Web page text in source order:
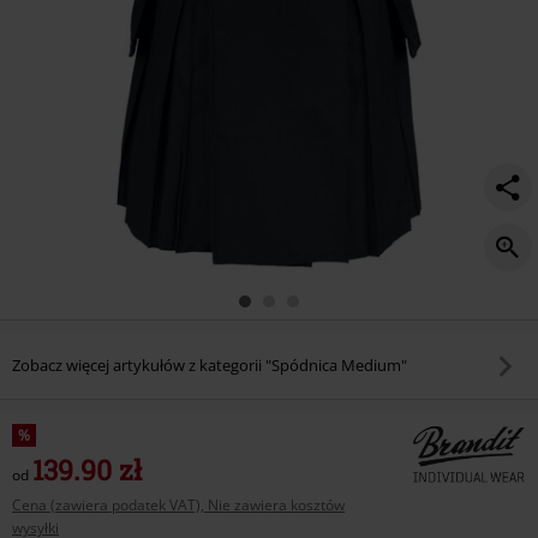
Zobacz więcej artykułów z kategorii "Spódnica Medium"
%
od 139.90 zł
Cena (zawiera podatek VAT), Nie zawiera kosztów
wysyłki